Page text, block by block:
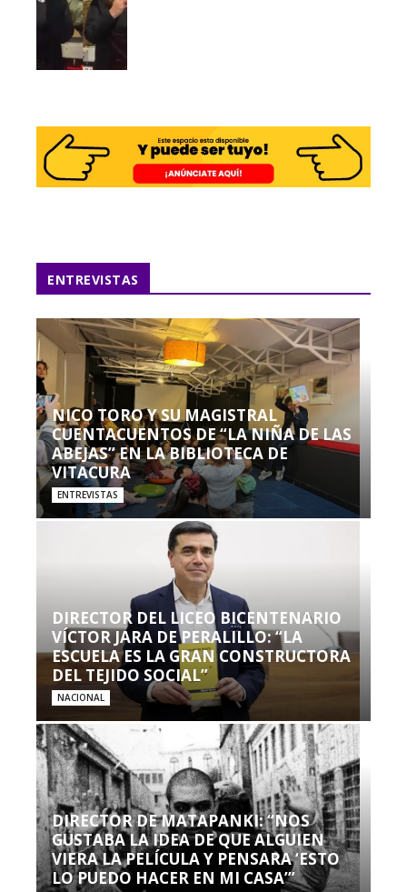
ENTREVISTAS
NICO TORO Y SU MAGISTRAL
CUENTACUENTOS DE “LA NIÑA DE LAS
ABEJAS” EN LA BIBLIOTECA DE
VITACURA
ENTREVISTAS
DIRECTOR DEL LICEO BICENTENARIO
VÍCTOR JARA DE PERALILLO: “LA
ESCUELA ES LA GRAN CONSTRUCTORA
DEL TEJIDO SOCIAL”
NACIONAL
DIRECTOR DE MATAPANKI: “NOS
GUSTABA LA IDEA DE QUE ALGUIEN
VIERA LA PELÍCULA Y PENSARA ‘ESTO
LO PUEDO HACER EN MI CASA’”